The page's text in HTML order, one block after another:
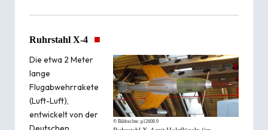
Ruhrstahl X-4 ■
© Bildrechte: p12608.9
Die etwa 2 Meter
lange
Flugabwehrrakete
(Luft-Luft),
entwickelt von der